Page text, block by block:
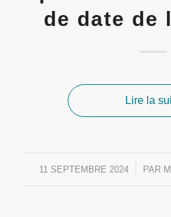
de date de
Lire la
11 SEPTEMBRE 2024
/ PAR